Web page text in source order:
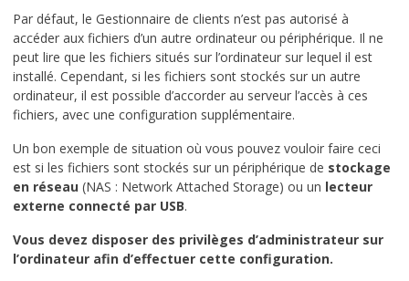
Par défaut, le Gestionnaire de clients n’est pas autorisé à
accéder aux fichiers d’un autre ordinateur ou périphérique. Il ne
peut lire que les fichiers situés sur l’ordinateur sur lequel il est
installé. Cependant, si les fichiers sont stockés sur un autre
ordinateur, il est possible d’accorder au serveur l’accès à ces
fichiers, avec une configuration supplémentaire.
Un bon exemple de situation où vous pouvez vouloir faire ceci
est si les fichiers sont stockés sur un périphérique de stockage
en réseau (NAS : Network Attached Storage) ou un lecteur
externe connecté par USB.
Vous devez disposer des privilèges d’administrateur sur
l’ordinateur afin d’effectuer cette configuration.